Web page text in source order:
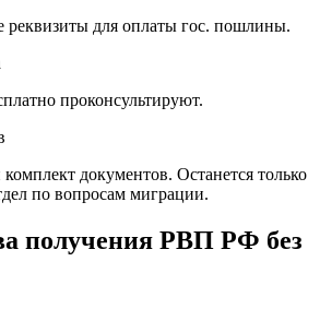
для оплаты гос. пошлины.
проконсультируют.
документов. Останется только
по вопросам миграции.
получения РВП РФ без